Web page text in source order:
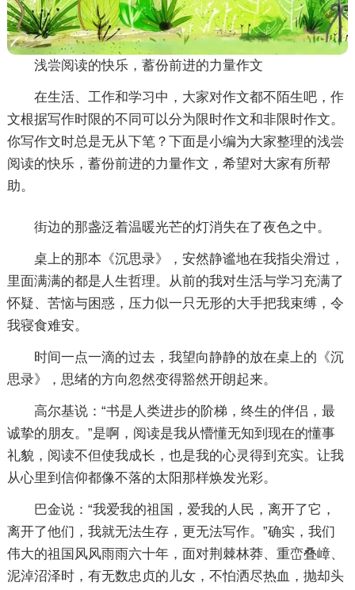
浅尝阅读的快乐，蓄份前进的力量作文
在生活、工作和学习中，大家对作文都不陌生吧，作
文根据写作时限的不同可以分为限时作文和非限时作文。
你写作文时总是无从下笔？下面是小编为大家整理的浅尝
阅读的快乐，蓄份前进的力量作文，希望对大家有所帮
助。
街边的那盏泛着温暖光芒的灯消失在了夜色之中。
桌上的那本《沉思录》，安然静谧地在我指尖滑过，
里面满满的都是人生哲理。从前的我对生活与学习充满了
怀疑、苦恼与困惑，压力似一只无形的大手把我束缚，令
我寝食难安。
时间一点一滴的过去，我望向静静的放在桌上的《沉
思录》，思绪的方向忽然变得豁然开朗起来。
高尔基说：“书是人类进步的阶梯，终生的伴侣，最
诚挚的朋友。”是啊，阅读是我从懵懂无知到现在的懂事
礼貌，阅读不但使我成长，也是我的心灵得到充实。让我
从心里到信仰都像不落的太阳那样焕发光彩。
巴金说：“我爱我的祖国，爱我的人民，离开了它，
离开了他们，我就无法生存，更无法写作。”确实，我们
伟大的祖国风风雨雨六十年，面对荆棘林莽、重峦叠嶂、
泥淖沼泽时，有无数忠贞的儿女，不怕洒尽热血，抛却头